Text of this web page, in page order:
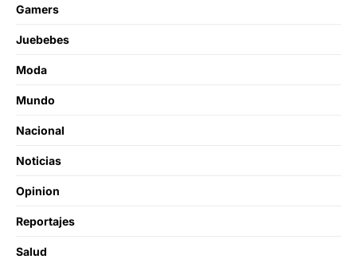
Gamers
Juebebes
Moda
Mundo
Nacional
Noticias
Opinion
Reportajes
Salud